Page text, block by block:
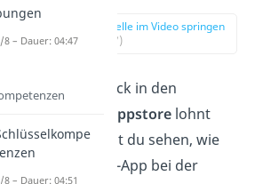
zur Stelle im Video springen
(01:07)
Und auch ein Blick in den
Appstore lohnt
sich: Dort kannst du sehen, wie
gut die Studyflix-App bei der
8 – Dauer: 04:47
8 – Dauer: 04:51